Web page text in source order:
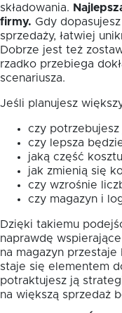
składowania.
firmy. Gdy
sprzedaży, łatwiej
Dobrze jest też
rzadko przebiega
scenariusza.
Jeśli planujesz
czy
czy lepsza
jaką część
jak zmienią się
czy wzrośnie
czy magazyn i
Dzięki takiemu
naprawdę
na magazyn
staje się elementem
potraktujesz ją
na większą sprzedaż